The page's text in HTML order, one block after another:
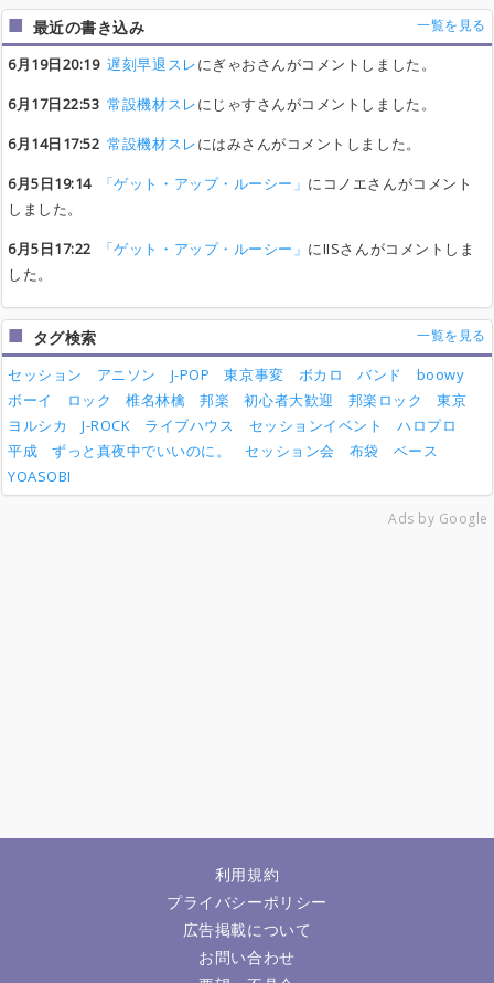
最近の書き込み 一覧を見る
6月19日20:19 遅刻早退スレにぎゃおさんがコメントしました。
6月17日22:53 常設機材スレにじゃすさんがコメントしました。
6月14日17:52 常設機材スレにはみさんがコメントしました。
6月5日19:14
「ゲット・アップ・ルーシー」 にコノエさんがコメント
しました。
6月5日17:22
「ゲット・アップ・ルーシー」 にIISさんがコメントしま
した。
タグ検索 一覧を見る
セッション アニソン J-POP 東京事変 ボカロ バンド
boowy
ボーイ
ロック 椎名林檎 邦楽 初心者大歓迎 邦楽ロック
東京
ヨルシカ
J-ROCK ライブハウス セッションイベント
ハロプロ
平成
ずっと真夜中でいいのに。 セッション会 布袋
ベース
YOASOBI
Ads by Google
利用規約
プライバシーポリシー
広告掲載について
お問い合わせ